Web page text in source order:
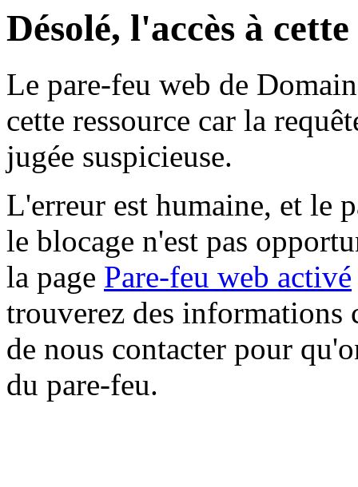
Désolé, l'accès à
Le pare-feu web de
cette ressource car la
jugée suspicieuse.
L'erreur est humaine, et le
le blocage n'est pas
la page Pare-feu web activé
trouverez des informations
de nous contacter pour
du pare-feu.